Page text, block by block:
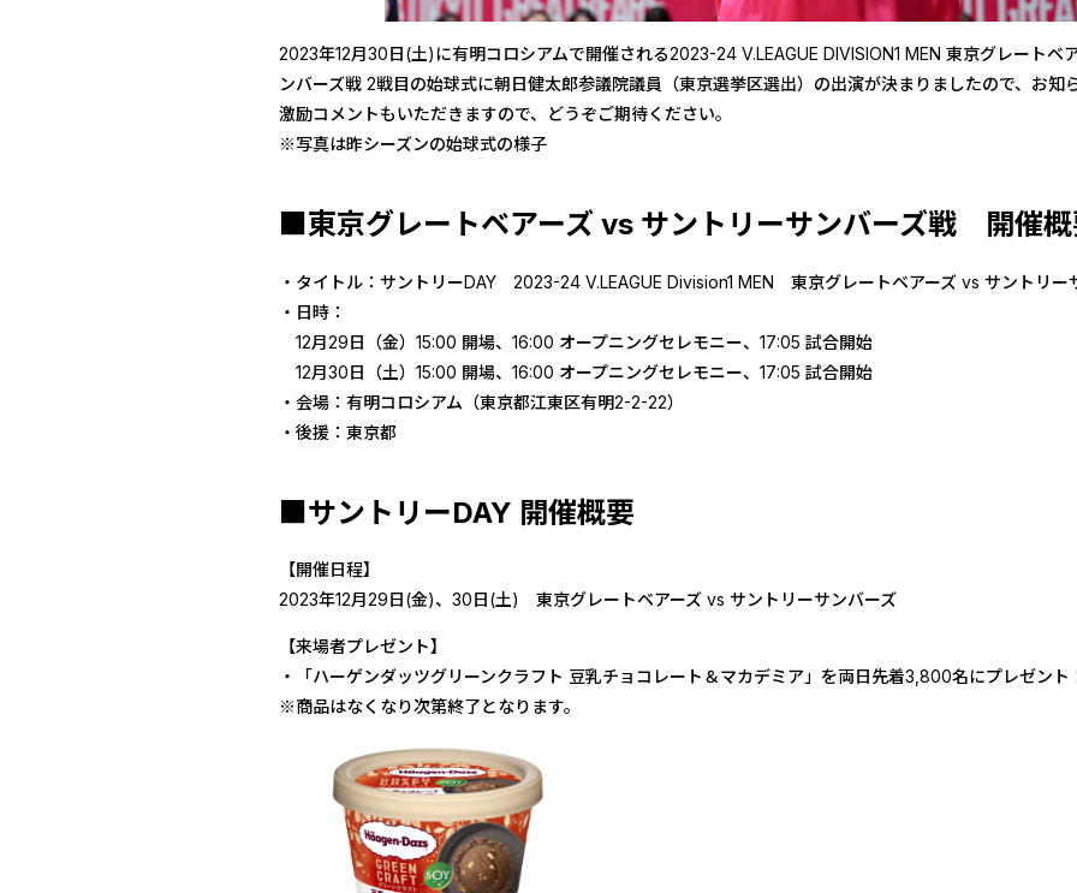
2023年12月30日(土)に有明コロシアムで開催される2023-24 V.LEAGUE DIVISION1 MEN 東京グレートベ
ンバーズ戦 2戦目の始球式に朝日健太郎参議院議員（東京選挙区選出）の出演が決まりましたので、お知
激励コメントもいただきますので、どうぞご期待ください。
※写真は昨シーズンの始球式の様子
■東京グレートベアーズ vs サントリーサンバーズ戦 開催
・タイトル：サントリーDAY 2023-24 V.LEAGUE Division1 MEN 東京グレートベアーズ vs サントリー
・日時：
12月29日（金）15:00 開場、16:00 オープニングセレモニー、17:05 試合開始
12月30日（土）15:00 開場、16:00 オープニングセレモニー、17:05 試合開始
・会場：有明コロシアム（東京都江東区有明2-2-22）
・後援：東京都
■サントリーDAY 開催概要
【開催日程】
2023年12月29日(金)、30日(土) 東京グレートベアーズ vs サントリーサンバーズ
【来場者プレゼント】
・「ハーゲンダッツグリーンクラフト 豆乳チョコレート＆マカデミア」を両日先着3,800名にプレゼント
※商品はなくなり次第終了となります。